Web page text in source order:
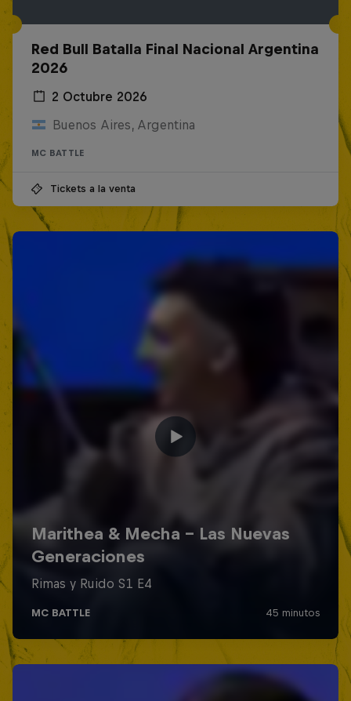
Red Bull Batalla Final Nacional Argentina
2026
2 Octubre 2026
Buenos Aires, Argentina
MC BATTLE
Tickets a la venta